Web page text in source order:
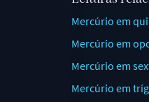
Mercúrio em
Mercúrio em
Mercúrio em
Mercúrio em